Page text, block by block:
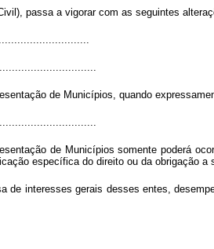
passa a vigorar com as seguintes
de Municípios, quando
de Municípios somente poderá
específica do direito ou da obrigação a
interesses gerais desses entes,